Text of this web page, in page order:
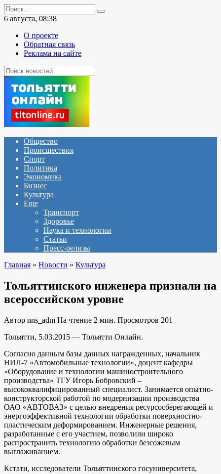
Перейти
к
содержанию
Search
for:
6 августа, 08:38
О проекте
Обратная связь
Реклама на сайте
Общество
Происшествия
Спорт
Политика
Экономика
Бизнес
Культура
Еще
Транспорт
Здоровье
Наука и технологии
Статьи
Пресс-релизы
Главная » Новости » Культура
Тольяттинского инженера признали на
всероссийском уровне
Автор nns_adm На чтение 2 мин. Просмотров 201
Тольятти, 5.03.2015 — Тольятти Онлайн.
Согласно данным базы данных награжденных, начальник
НИЛ-7 «Автомобильные технологии», доцент кафедры
«Оборудование и технологии машиностроительного
производства» ТГУ Игорь Бобровский –
высококвалифицированный специалист. Занимается опытно-
конструкторской работой по модернизации производства
ОАО «АВТОВАЗ» с целью внедрения ресурсосберегающей и
энергоэффективной технологии обработки поверхностно-
пластическим деформированием. Инженерные решения,
разработанные с его участием, позволили широко
распространить технологию обработки безсожевым
выглаживанием.
Кстати, исследователи Тольяттинского госуниверситета,